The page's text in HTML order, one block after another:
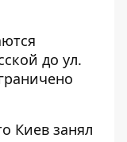
до ул.
Киев занял